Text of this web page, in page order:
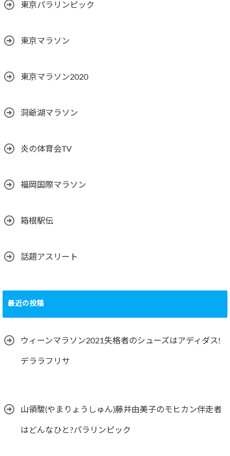
東京パラリンピック
東京マラソン
東京マラソン2020
洞爺湖マラソン
炎の体育会TV
福岡国際マラソン
箱根駅伝
話題アスリート
最近の投稿
ウィーンマラソン2021失格者のシューズはアディダス!
デララフリサ
山領駿(やまりょうしゅん)藤井由美子のモヒカン伴走者
はどんなひと?パラリンピック